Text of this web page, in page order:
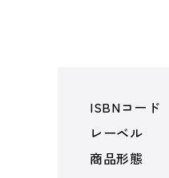
ISBNコード
レーベル
商品形態